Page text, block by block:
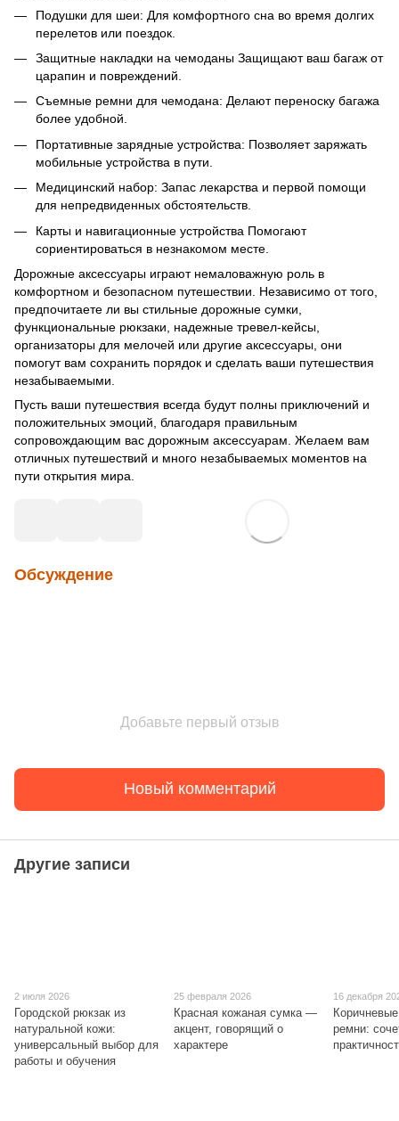
Подушки для шеи: Для комфортного сна во время долгих
перелетов или поездок.
Защитные накладки на чемоданы Защищают ваш багаж от
царапин и повреждений.
Съемные ремни для чемодана: Делают переноску багажа
более удобной.
Портативные зарядные устройства: Позволяет заряжать
мобильные устройства в пути.
Медицинский набор: Запас лекарства и первой помощи
для непредвиденных обстоятельств.
Карты и навигационные устройства Помогают
сориентироваться в незнакомом месте.
Дорожные аксессуары играют немаловажную роль в
комфортном и безопасном путешествии. Независимо от того,
предпочитаете ли вы стильные дорожные сумки,
функциональные рюкзаки, надежные тревел-кейсы,
организаторы для мелочей или другие аксессуары, они
помогут вам сохранить порядок и сделать ваши путешествия
незабываемыми.
Пусть ваши путешествия всегда будут полны приключений и
положительных эмоций, благодаря правильным
сопровождающим вас дорожным аксессуарам. Желаем вам
отличных путешествий и много незабываемых моментов на
пути открытия мира.
Обсуждение
Добавьте первый отзыв
Новый комментарий
Другие записи
2 июля 2026
Городской рюкзак из
натуральной кожи:
универсальный выбор для
работы и обучения
25 февраля 2026
Красная кожаная сумка —
акцент, говорящий о
характере
16 декабря
ремни: